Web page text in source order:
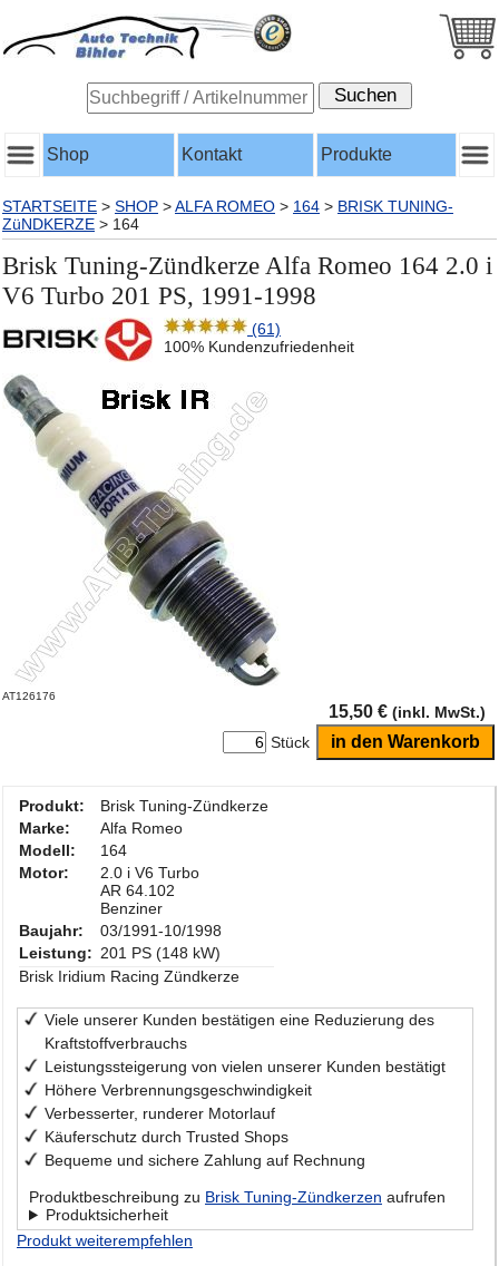
Shop Kontakt Produkte
STARTSEITE > SHOP >ALFA ROMEO > 164 > BRISK TUNING-
ZüNDKERZE > 164
Brisk Tuning-Zündkerze Alfa Romeo 164 2.0 i
V6 Turbo 201 PS, 1991-1998
(61)
100% Kundenzufriedenheit
AT126176
15,50 € (inkl. MwSt.)
Stück
Produkt:
Brisk Tuning-Zündkerze
Marke:
Alfa Romeo
Modell:
164
Motor:
2.0 i V6 Turbo
AR 64.102
Benziner
Baujahr:
03/1991-10/1998
Leistung: 201 PS (148 kW)
Brisk Iridium Racing Zündkerze
Viele unserer Kunden bestätigen eine Reduzierung des
Kraftstoffverbrauchs
Leistungssteigerung von vielen unserer Kunden bestätigt
Höhere Verbrennungsgeschwindigkeit
Verbesserter, runderer Motorlauf
Käuferschutz durch Trusted Shops
Bequeme und sichere Zahlung auf Rechnung
Produktbeschreibung zu Brisk Tuning-Zündkerzen aufrufen
Produktsicherheit
Produkt weiterempfehlen